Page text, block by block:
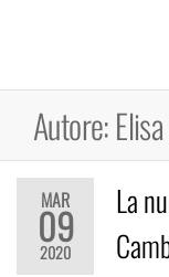
Autore:
MAR
09
2020
La